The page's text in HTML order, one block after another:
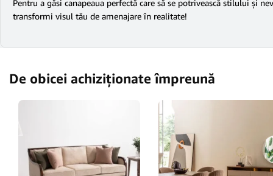
Pentru a găsi canapeaua perfectă care să se potrivească stilului și
transformi visul tău de amenajare în realitate!
De obicei achiziționate împreună